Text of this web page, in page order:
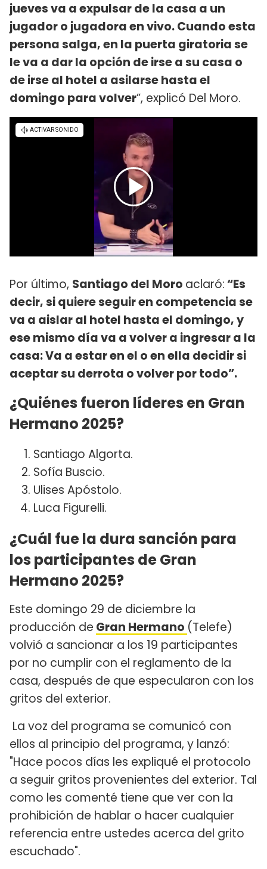
jueves va a expulsar de la casa a un
jugador o jugadora en vivo. Cuando esta
persona salga, en la puerta giratoria se
le va a dar la opción de irse a su casa o
de irse al hotel a asilarse hasta el
domingo para volver”, explicó Del Moro.
Por último, Santiago del Moro aclaró: “Es
decir, si quiere seguir en competencia se
va a aislar al hotel hasta el domingo, y
ese mismo día va a volver a ingresar a la
casa: Va a estar en el o en ella decidir si
aceptar su derrota o volver por todo”.
¿Quiénes fueron líderes en Gran
Hermano 2025?
Santiago Algorta.
Sofía Buscio.
Ulises Apóstolo.
Luca Figurelli.
¿Cuál fue la dura sanción para
los participantes de Gran
Hermano 2025?
Este domingo 29 de diciembre la
producción de Gran Hermano (Telefe)
volvió a sancionar a los 19 participantes
por no cumplir con el reglamento de la
casa, después de que especularon con los
gritos del exterior.
La voz del programa se comunicó con
ellos al principio del programa, y lanzó:
"Hace pocos días les expliqué el protocolo
a seguir gritos provenientes del exterior. Tal
como les comenté tiene que ver con la
prohibición de hablar o hacer cualquier
referencia entre ustedes acerca del grito
escuchado".